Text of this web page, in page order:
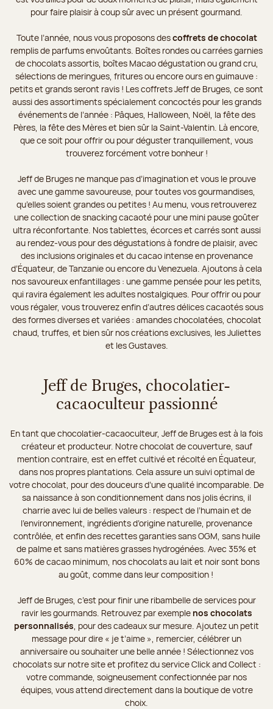
pour faire plaisir à coup sûr avec un présent gourmand.
Toute l’année, nous vous proposons descoffrets de chocolat
remplis de parfums envoûtants. Boîtes rondes ou carrées garnies
de chocolats assortis, boîtes Macao dégustation ou grand cru,
sélections de meringues, fritures ou encore ours en guimauve :
petits et grands seront ravis ! Les coffrets Jeff de Bruges, ce sont
aussi des assortiments spécialement concoctés pour les grands
événements de l’année : Pâques, Halloween, Noël, la fête des
Pères, la fête des Mères et bien sûr la Saint-Valentin. Là encore,
que ce soit pour offrir ou pour déguster tranquillement, vous
trouverez forcément votre bonheur !
Jeff de Bruges ne manque pas d’imagination et vous le prouve
avec une gamme savoureuse, pour toutes vos gourmandises,
qu’elles soient grandes ou petites ! Au menu, vous retrouverez
une collection de snacking cacaoté pour une mini pause goûter
ultra réconfortante. Nos tablettes, écorces et carrés sont aussi
au rendez-vous pour des dégustations à fondre de plaisir, avec
des inclusions originales et du cacao intense en provenance
d’Équateur, de Tanzanie ou encore du Venezuela. Ajoutons à cela
nos savoureux enfantillages : une gamme pensée pour les petits,
qui ravira également les adultes nostalgiques. Pour offrir ou pour
vous régaler, vous trouverez enfin d’autres délices cacaotés sous
des formes diverses et variées : amandes chocolatées, chocolat
chaud, truffes, et bien sûr nos créations exclusives, les Juliettes
et les Gustaves.
Jeff de Bruges, chocolatier-
cacaoculteur passionné
En tant que chocolatier-cacaoculteur, Jeff de Bruges est à la fois
créateur et producteur. Notre chocolat de couverture, sauf
mention contraire, est en effet cultivé et récolté en Équateur,
dans nos propres plantations. Cela assure un suivi optimal de
votre chocolat, pour des douceurs d’une qualité incomparable. De
sa naissance à son conditionnement dans nos jolis écrins, il
charrie avec lui de belles valeurs : respect de l’humain et de
l’environnement, ingrédients d’origine naturelle, provenance
contrôlée, et enfin des recettes garanties sans OGM, sans huile
de palme et sans matières grasses hydrogénées. Avec 35% et
60% de cacao minimum, nos chocolats au lait et noir sont bons
au goût, comme dans leur composition !
Jeff de Bruges, c’est pour finir une ribambelle de services pour
ravir les gourmands. Retrouvez par exemple nos chocolats
personnalisés , pour des cadeaux sur mesure. Ajoutez un petit
message pour dire « je t’aime », remercier, célébrer un
anniversaire ou souhaiter une belle année ! Sélectionnez vos
chocolats sur notre site et profitez du service Click and Collect :
votre commande, soigneusement confectionnée par nos
équipes, vous attend directement dans la boutique de votre
choix.